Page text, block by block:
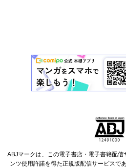
ABJマークは、この電子書店・電子書籍配
ンツ使用許諾を得た正規版配信サービスで